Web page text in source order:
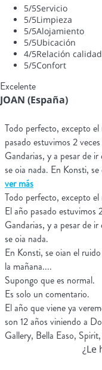
5/5Servicio
5/5Limpieza
5/5Alojamiento
5/5Ubicación
4/5Relación
5/5Confort
Excelente
JOAN (España)
Todo perfecto, excepto el
pasado estuvimos 2
Gandarias, y a pesar de
se oia nada. En Konsti,
ver más
Todo perfecto, excepto el
El año pasado estuvimos
Gandarias, y a pesar de
se oia nada.
En Konsti, se oian el
la mañana....
Supongo que es normal.
Es solo un comentario.
El año que viene ya
son 12 años viniendo a
Gallery, Bella Easo,
¿Le